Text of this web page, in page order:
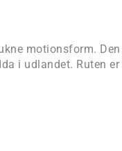
motionsform.
i udlandet. Ruten